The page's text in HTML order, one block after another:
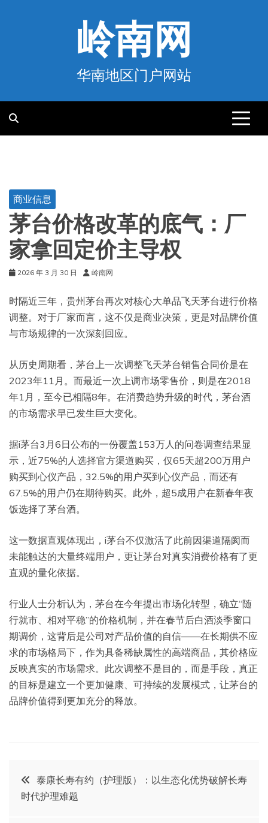
岭南网
华南地区门户网站
商业信息
茅台价格改革的底气：厂
家拿回定价主导权
2026 年 3 月 30 日 岭南网
时隔近三年，贵州茅台再次对核心大单品飞天茅台进行价格
调整。对于厂家而言，这不仅是商业决策，更是对品牌价值
与市场规律的一次深刻回应。
从历史周期看，茅台上一次调整飞天茅台销售合同价是在
2023年11月。而最近一次上调市场零售价，则是在2018
年1月，至今已相隔8年。在消费趋势升级的时代，茅台酒
的市场需求早已发生巨大变化。
据i茅台3月6日公布的一份覆盖153万人的问卷调查结果显
示，近75%的人选择官方渠道购买，仅65天超200万用户
购买到心仪产品，32.5%的用户买到心仪产品，而还有
67.5%的用户仍在期待购买。此外，超5成用户在新春年夜
饭选择了茅台酒。
这一数据直观体现出，i茅台不仅激活了此前因渠道隔阂而
未能触达的大量终端用户，更让茅台对真实消费价格有了更
直观的量化依据。
行业人士分析认为，茅台在今年提出市场化转型，确立“随
行就市、相对平稳”的价格机制，并在春节后白酒淡季窗口
期调价，这背后是公司对产品价值的自信——在长期供不应
求的市场格局下，作为具备稀缺属性的高端商品，其价格应
反映真实的市场需求。此次调整不是目的，而是手段，真正
的目标是建立一个更加健康、可持续的发展模式，让茅台的
品牌价值得到更加充分的释放。
文
章
泰康长寿有约（护理版）：以生态化优势破解长寿
时代护理难题